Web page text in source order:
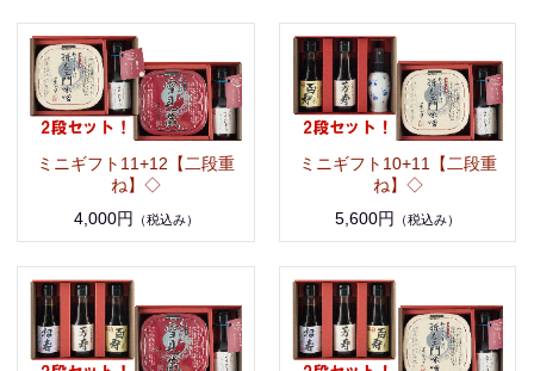
ミニギフト11+12【二段重
ね】◇
4,000円
（税込み）
ミニギフト10+11【二段重
ね】◇
5,600円
（税込み）